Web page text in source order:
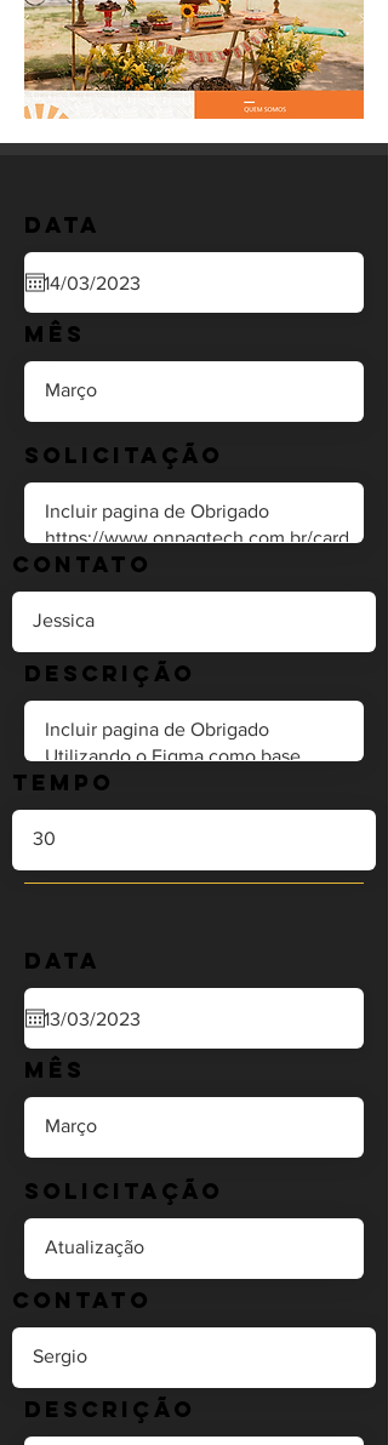
Data
Mês
Solicitação
Contato
Descrição
Tempo
Data
Mês
Solicitação
Contato
Descrição